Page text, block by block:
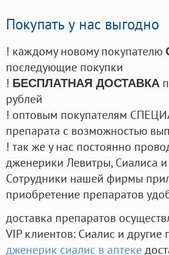
Покупать у нас выгодно
! каждому новому покупателю
последующие покупки
! БЕСПЛАТНАЯ ДОСТАВКА
рублей
! оптовым покупателям
препарата с возможностью
! так же у нас постоянно
дженерики Левитры, Сиалиса
Cотрудники нашей фирмы
приобретение препаратов
доставка препаратов
VIP клиентов: Сиалис и
дженерик сиалис в аптеке